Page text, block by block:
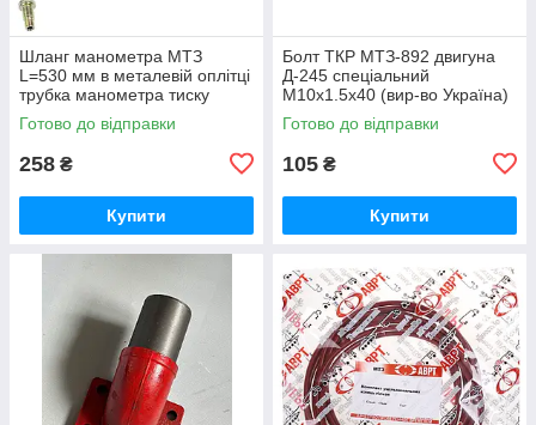
Шланг манометра МТЗ
L=530 мм в металевій оплітці
трубка манометра тиску
масла (вир-во Україна) 70-
3801180
Готово до відправки
258 ₴
Купити
Болт ТКР МТЗ-892 двигуна
Д-245 спеціальний
М10х1.5х40 (вир-во Україна)
245-1008031 / 245-1008031-А
Готово до відправки
105 ₴
Купити